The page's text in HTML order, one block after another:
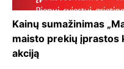
Kainų sumažinimas
maisto prekių įprastos
akciją